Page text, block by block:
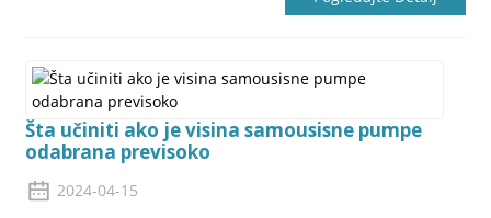
Šta učiniti ako je visina samousisne pumpe
odabrana previsoko
2024-04-15